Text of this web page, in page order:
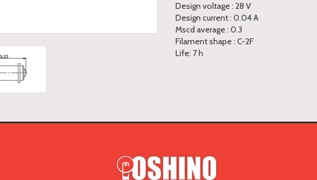
Design voltage : 28 V
Design current : 0.04 A
Mscd average : 0.3
Filament shape : C-2F
Life: 7 h